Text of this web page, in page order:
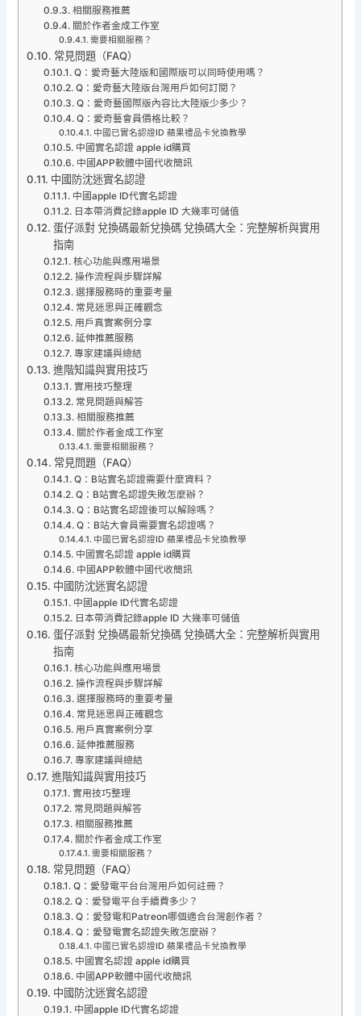
相關服務推薦
關於作者金成工作室
需要相關服務？
常見問題（FAQ）
Q：愛奇藝大陸版和國際版可以同時使用嗎？
Q：愛奇藝大陸版台灣用戶如何訂閱？
Q：愛奇藝國際版內容比大陸版少多少？
Q：愛奇藝會員價格比較？
中國已實名認證ID 蘋果禮品卡兌換教學
中國實名認證 apple id購買
中國APP軟體中國代收簡訊
中國防沈迷實名認證
中國apple ID代實名認證
日本帶消費記錄apple ID 大幾率可儲值
蛋仔派對 兌換碼最新兌換碼 兌換碼大全：完整解析與實用
指南
核心功能與應用場景
操作流程與步驟詳解
選擇服務時的重要考量
常見迷思與正確觀念
用戶真實案例分享
延伸推薦服務
專家建議與總結
進階知識與實用技巧
實用技巧整理
常見問題與解答
相關服務推薦
關於作者金成工作室
需要相關服務？
常見問題（FAQ）
Q：B站實名認證需要什麼資料？
Q：B站實名認證失敗怎麼辦？
Q：B站實名認證後可以解除嗎？
Q：B站大會員需要實名認證嗎？
中國已實名認證ID 蘋果禮品卡兌換教學
中國實名認證 apple id購買
中國APP軟體中國代收簡訊
中國防沈迷實名認證
中國apple ID代實名認證
日本帶消費記錄apple ID 大幾率可儲值
蛋仔派對 兌換碼最新兌換碼 兌換碼大全：完整解析與實用
指南
核心功能與應用場景
操作流程與步驟詳解
選擇服務時的重要考量
常見迷思與正確觀念
用戶真實案例分享
延伸推薦服務
專家建議與總結
進階知識與實用技巧
實用技巧整理
常見問題與解答
相關服務推薦
關於作者金成工作室
需要相關服務？
常見問題（FAQ）
Q：愛發電平台台灣用戶如何註冊？
Q：愛發電平台手續費多少？
Q：愛發電和Patreon哪個適合台灣創作者？
Q：愛發電實名認證失敗怎麼辦？
中國已實名認證ID 蘋果禮品卡兌換教學
中國實名認證 apple id購買
中國APP軟體中國代收簡訊
中國防沈迷實名認證
中國apple ID代實名認證